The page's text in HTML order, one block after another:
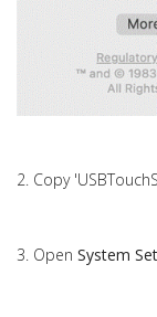
2. Copy
3. Open System